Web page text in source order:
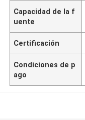
Capacidad de la f
uente
Certificación
Condiciones de p
ago